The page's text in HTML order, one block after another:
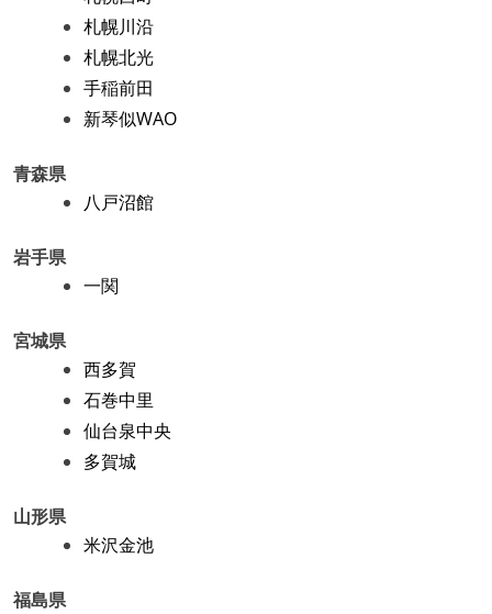
札幌川沿
札幌北光
手稲前田
新琴似WAO
青森県
八戸沼館
岩手県
一関
宮城県
西多賀
石巻中里
仙台泉中央
多賀城
山形県
米沢金池
福島県